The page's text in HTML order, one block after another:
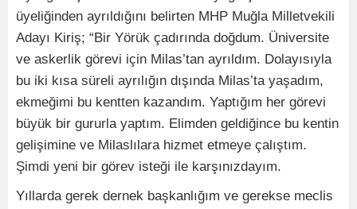
üyeliğinden ayrıldığını belirten MHP Muğla Milletvekili
Adayı Kiriş; “Bir Yörük çadırında doğdum. Üniversite
ve askerlik görevi için Milas’tan ayrıldım. Dolayısıyla
bu iki kısa süreli ayrılığın dışında Milas’ta yaşadım,
ekmeğimi bu kentten kazandım. Yaptığım her görevi
büyük bir gururla yaptım. Elimden geldiğince bu kentin
gelişimine ve Milaslılara hizmet etmeye çalıştım.
Şimdi yeni bir görev isteği ile karşınızdayım.
Yıllarda gerek dernek başkanlığım ve gerekse meclis